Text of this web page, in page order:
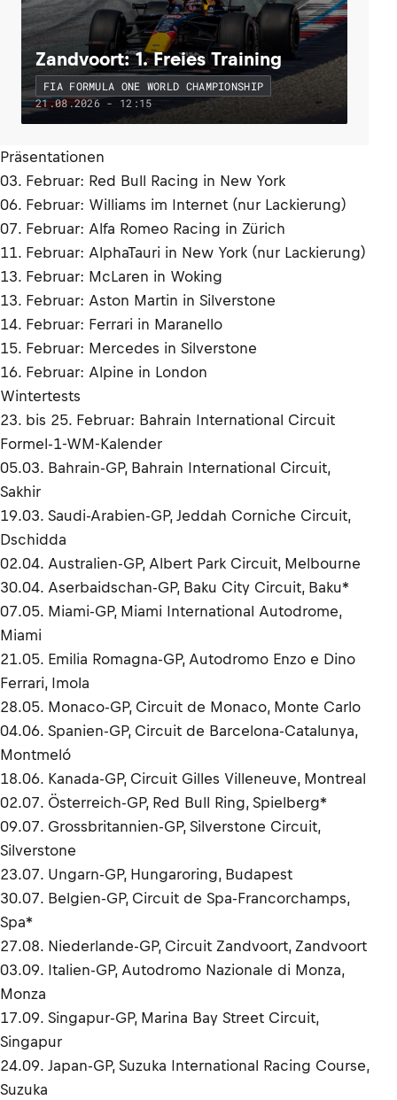
Zandvoort: 1. Freies Training
FIA FORMULA ONE WORLD CHAMPIONSHIP
21.08.2026 - 12:15
Präsentationen
03. Februar: Red Bull Racing in New York
06. Februar: Williams im Internet (nur Lackierung)
07. Februar: Alfa Romeo Racing in Zürich
11. Februar: AlphaTauri in New York (nur Lackierung)
13. Februar: McLaren in Woking
13. Februar: Aston Martin in Silverstone
14. Februar: Ferrari in Maranello
15. Februar: Mercedes in Silverstone
16. Februar: Alpine in London
Wintertests
23. bis 25. Februar: Bahrain International Circuit
Formel-1-WM-Kalender
05.03. Bahrain-GP, Bahrain International Circuit,
Sakhir
19.03. Saudi-Arabien-GP, Jeddah Corniche Circuit,
Dschidda
02.04. Australien-GP, Albert Park Circuit, Melbourne
30.04. Aserbaidschan-GP, Baku City Circuit, Baku*
07.05. Miami-GP, Miami International Autodrome,
Miami
21.05. Emilia Romagna-GP, Autodromo Enzo e Dino
Ferrari, Imola
28.05. Monaco-GP, Circuit de Monaco, Monte Carlo
04.06. Spanien-GP, Circuit de Barcelona-Catalunya,
Montmeló
18.06. Kanada-GP, Circuit Gilles Villeneuve, Montreal
02.07. Österreich-GP, Red Bull Ring, Spielberg*
09.07. Grossbritannien-GP, Silverstone Circuit,
Silverstone
23.07. Ungarn-GP, Hungaroring, Budapest
30.07. Belgien-GP, Circuit de Spa-Francorchamps,
Spa*
27.08. Niederlande-GP, Circuit Zandvoort, Zandvoort
03.09. Italien-GP, Autodromo Nazionale di Monza,
Monza
17.09. Singapur-GP, Marina Bay Street Circuit,
Singapur
24.09. Japan-GP, Suzuka International Racing Course,
Suzuka